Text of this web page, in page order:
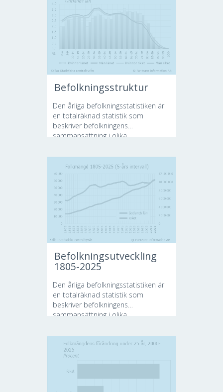
Befolkningsstruktur
Den årliga befolkningsstatistiken är
en totalräknad statistik som
beskriver befolkningens
sammansättning i olika...
Befolkningsutveckling
1805-2025
Den årliga befolkningsstatistiken är
en totalräknad statistik som
beskriver befolkningens
sammansättning i olika...